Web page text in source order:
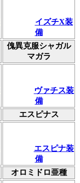
イズチX装
備
傀異克服シャガル
マガラ
ヴァチス装
備
エスピナス
エスピナ装
備
オロミドロ亜種